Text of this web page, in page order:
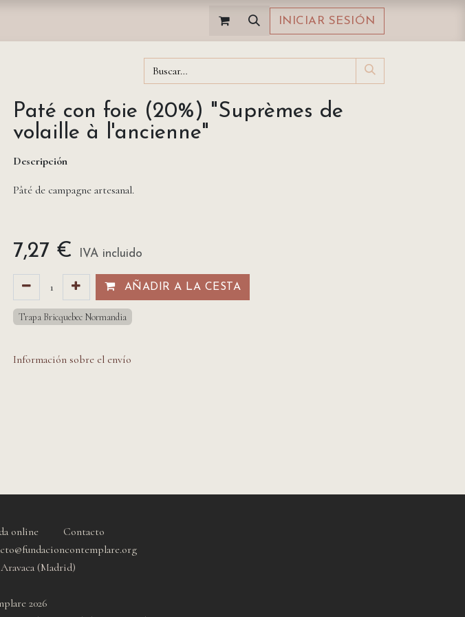
INICIAR SESIÓN
Paté con foie (20%) "Suprèmes de
volaille à l'ancienne"
Descripción
Pâté de campagne artesanal.
7,27 € IVA incluido
AÑADIR A LA CESTA​​
Trapa Bricquebec Normandia
Información sobre el envío
online
Contacto
(Madrid)
2026